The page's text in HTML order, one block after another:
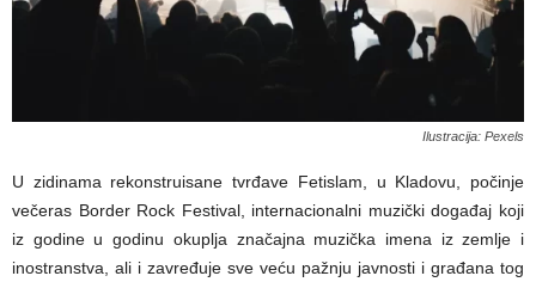
Ilustracija: Pexels
U zidinama rekonstruisane tvrđave Fetislam, u Kladovu, počinje
večeras Border Rock Festival, internacionalni muzički događaj koji
iz godine u godinu okuplja značajna muzička imena iz zemlje i
inostranstva, ali i zavređuje sve veću pažnju javnosti i građana tog